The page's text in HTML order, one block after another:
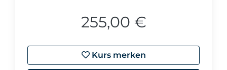
255,00 €
Kurs merken